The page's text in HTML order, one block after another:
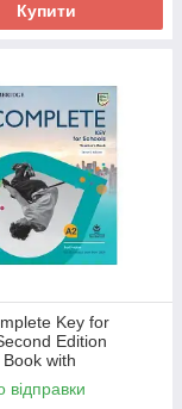
Купити
Key for
Edition
with
Resource Pack
Cambridge
відправки